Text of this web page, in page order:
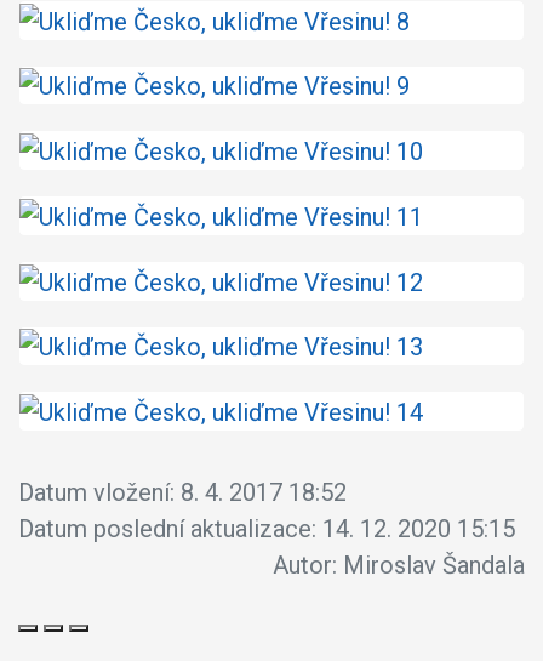
Datum vložení: 8. 4. 2017 18:52
Datum poslední aktualizace: 14. 12. 2020 15:15
Autor: Miroslav Šandala